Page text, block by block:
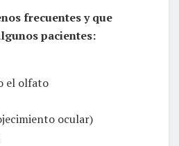
frecuentes y que
pacientes:
el olfato
ocular)